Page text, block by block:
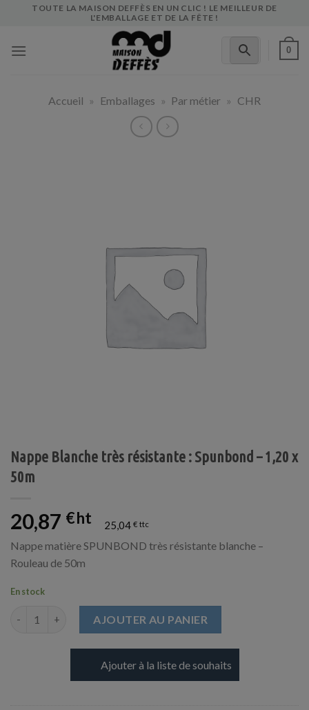
TOUTE LA MAISON DEFFÈS EN UN CLIC ! LE MEILLEUR DE
L'EMBALLAGE ET DE LA FÊTE !
0
Accueil » Emballages » Par métier » CHR
Nappe Blanche très résistante : Spunbond – 1,20 x
50m
20,87 € 25,04 €
Nappe matière SPUNBOND très résistante blanche –
Rouleau de 50m
En stock
AJOUTER AU PANIER
Ajouter à la liste de souhaits